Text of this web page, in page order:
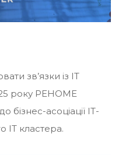
зв’язки із IT
року РЕНОМЕ
асоціації ІТ-
IT кластера.